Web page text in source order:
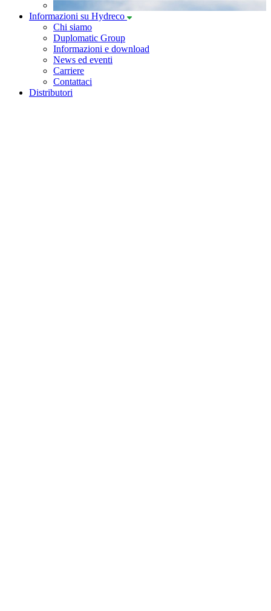
Informazioni su Hydreco
Chi siamo
Duplomatic Group
Informazioni e download
News ed eventi
Carriere
Contattaci
Distributori